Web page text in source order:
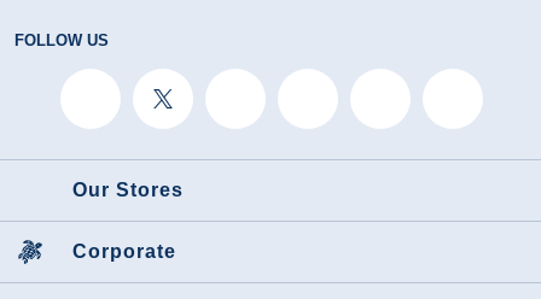
FOLLOW US
Our Stores
Corporate